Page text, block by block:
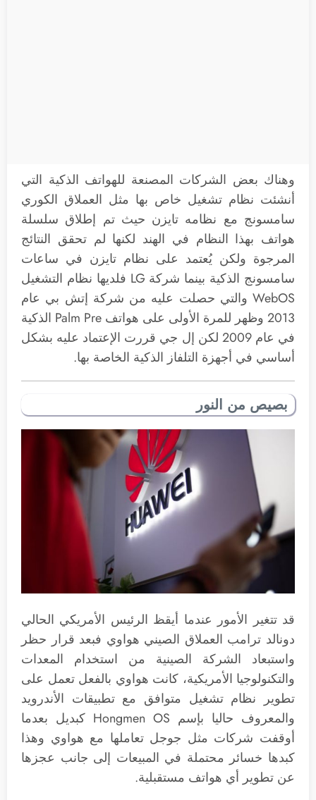
وهناك بعض الشركات المصنعة للهواتف الذكية التي
أنشئت نظام تشغيل خاص بها مثل العملاق الكوري
سامسونج مع نظامه تايزن حيث تم إطلاق سلسلة
هواتف بهذا النظام في الهند لكنها لم تحقق النتائج
المرجوة ولكن يُعتمد على نظام تايزن في ساعات
سامسونج الذكية بينما شركة LG فلديها نظام التشغيل
WebOS والتي حصلت عليه من شركة إتش بي عام
2013 وظهر للمرة الأولى على هواتف Palm Pre الذكية
في عام 2009 لكن إل جي قررت الإعتماد عليه بشكل
أساسي في أجهزة التلفاز الذكية الخاصة بها.
بصيص من النور
قد تتغير الأمور عندما أيقظ الرئيس الأمريكي الحالي
دونالد ترامب العملاق الصيني هواوي فبعد قرار حظر
واستبعاد الشركة الصينية من استخدام المعدات
والتكنولوجيا الأمريكية، كانت هواوي بالفعل تعمل على
تطوير نظام تشغيل متوافق مع تطبيقات الأندرويد
والمعروف حاليا بإسم Hongmen OS كبديل بعدما
أوقفت شركات مثل جوجل تعاملها مع هواوي وهذا
كبدها خسائر محتملة في المبيعات إلى جانب عجزها
عن تطوير أي هواتف مستقبلية.